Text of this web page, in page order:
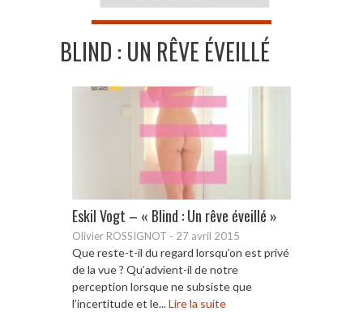
BLIND : UN RÊVE ÉVEILLÉ
Eskil Vogt – « Blind : Un rêve éveillé »
Olivier ROSSIGNOT - 27 avril 2015
Que reste-t-il du regard lorsqu’on est privé
de la vue ? Qu’advient-il de notre
perception lorsque ne subsiste que
l’incertitude et le...Lire la suite